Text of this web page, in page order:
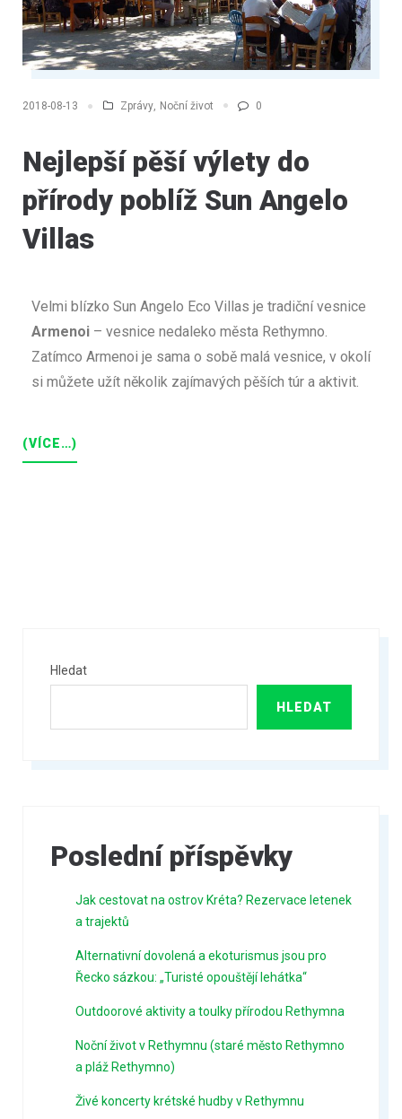
2018-08-13 Zprávy, Noční život 0
Nejlepší pěší výlety do
přírody poblíž Sun Angelo
Villas
Velmi blízko Sun Angelo Eco Villas je tradiční vesnice
Armenoi – vesnice nedaleko města Rethymno.
Zatímco Armenoi je sama o sobě malá vesnice, v okolí
si můžete užít několik zajímavých pěších túr a aktivit.
(VÍCE…)
Hledat
HLEDAT
Poslední příspěvky
Jak cestovat na ostrov Kréta? Rezervace letenek
a trajektů
Alternativní dovolená a ekoturismus jsou pro
Řecko sázkou: „Turisté opouštějí lehátka“
Outdoorové aktivity a toulky přírodou Rethymna
Noční život v Rethymnu (staré město Rethymno
a pláž Rethymno)
Živé koncerty krétské hudby v Rethymnu